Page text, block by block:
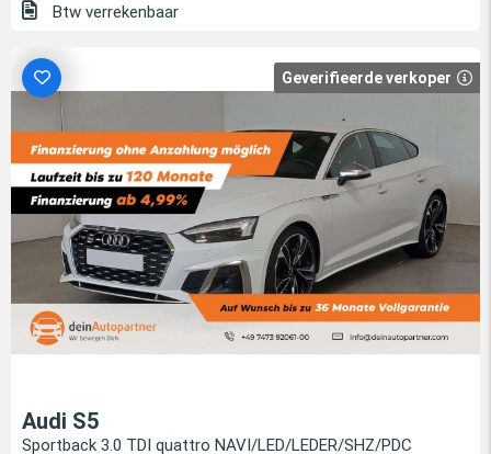
Btw verrekenbaar
Geverifieerde verkoper
Audi S5
Sportback 3.0 TDI quattro NAVI/LED/LEDER/SHZ/PDC